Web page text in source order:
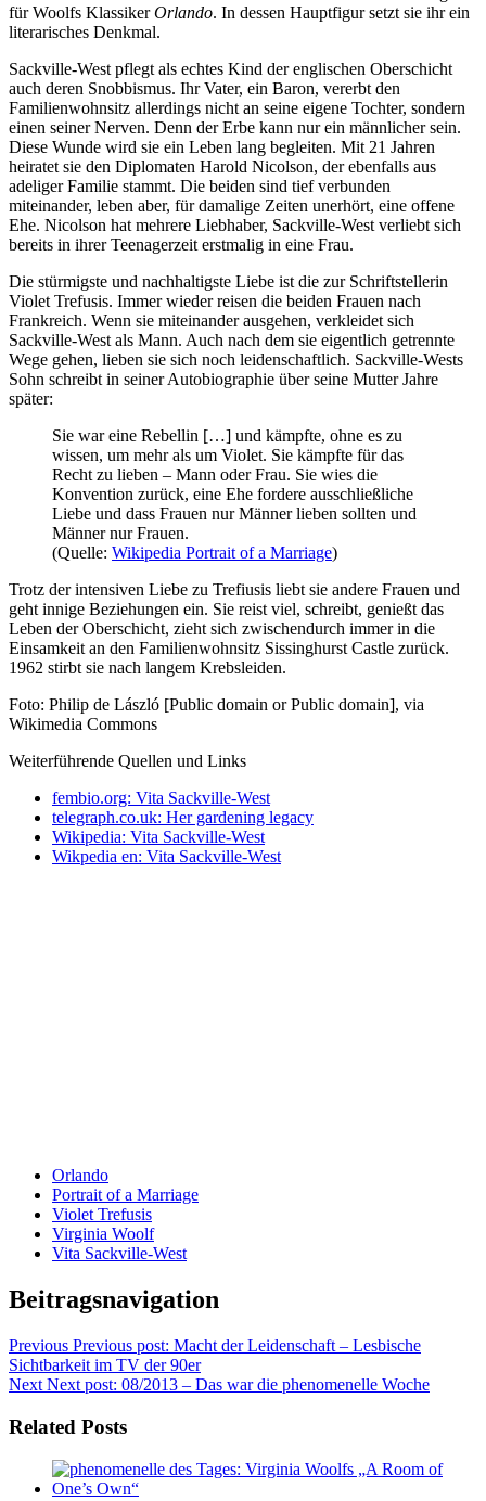
für Woolfs KlassikerOrlando. In dessen Hauptfigur setzt sie ihr ein
literarisches Denkmal.
Sackville-West pflegt als echtes Kind der englischen Oberschicht
auch deren Snobbismus. Ihr Vater, ein Baron, vererbt den
Familienwohnsitz allerdings nicht an seine eigene Tochter, sondern
einen seiner Nerven. Denn der Erbe kann nur ein männlicher sein.
Diese Wunde wird sie ein Leben lang begleiten. Mit 21 Jahren
heiratet sie den Diplomaten Harold Nicolson, der ebenfalls aus
adeliger Familie stammt. Die beiden sind tief verbunden
miteinander, leben aber, für damalige Zeiten unerhört, eine offene
Ehe. Nicolson hat mehrere Liebhaber, Sackville-West verliebt sich
bereits in ihrer Teenagerzeit erstmalig in eine Frau.
Die stürmigste und nachhaltigste Liebe ist die zur Schriftstellerin
Violet Trefusis. Immer wieder reisen die beiden Frauen nach
Frankreich. Wenn sie miteinander ausgehen, verkleidet sich
Sackville-West als Mann. Auch nach dem sie eigentlich getrennte
Wege gehen, lieben sie sich noch leidenschaftlich. Sackville-Wests
Sohn schreibt in seiner Autobiographie über seine Mutter Jahre
später:
Sie war eine Rebellin […] und kämpfte, ohne es zu
wissen, um mehr als um Violet. Sie kämpfte für das
Recht zu lieben – Mann oder Frau. Sie wies die
Konvention zurück, eine Ehe fordere ausschließliche
Liebe und dass Frauen nur Männer lieben sollten und
Männer nur Frauen.
(Quelle: Wikipedia Portrait of a Marriage)
Trotz der intensiven Liebe zu Trefiusis liebt sie andere Frauen und
geht innige Beziehungen ein. Sie reist viel, schreibt, genießt das
Leben der Oberschicht, zieht sich zwischendurch immer in die
Einsamkeit an den Familienwohnsitz Sissinghurst Castle zurück.
1962 stirbt sie nach langem Krebsleiden.
Foto: Philip de László [Public domain or Public domain], via
Wikimedia Commons
Weiterführende Quellen und Links
fembio.org: Vita Sackville-West
telegraph.co.uk: Her gardening legacy
Wikipedia: Vita Sackville-West
Wikpedia en: Vita Sackville-West
Orlando
Portrait of a Marriage
Violet Trefusis
Virginia Woolf
Vita Sackville-West
Beitragsnavigation
Previous Previous post: Macht der Leidenschaft – Lesbische
Sichtbarkeit im TV der 90er
Next Next post: 08/2013 – Das war die phenomenelle Woche
Related Posts